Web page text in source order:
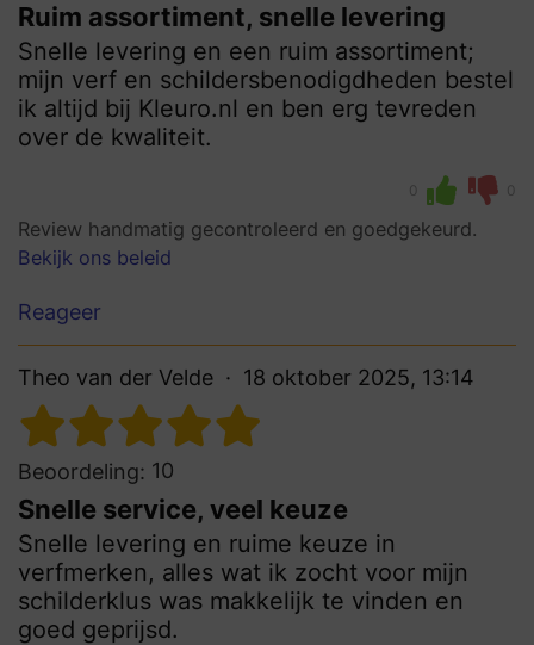
Ruim assortiment, snelle levering
Snelle levering en een ruim assortiment;
mijn verf en schildersbenodigdheden bestel
ik altijd bij Kleuro.nl en ben erg tevreden
over de kwaliteit.
0 0
Review handmatig gecontroleerd en goedgekeurd.
Bekijk ons beleid
Reageer
Theo van der Velde 18 oktober 2025, 13:14
Beoordeling: 10
Snelle service, veel keuze
Snelle levering en ruime keuze in
verfmerken, alles wat ik zocht voor mijn
schilderklus was makkelijk te vinden en
goed geprijsd.